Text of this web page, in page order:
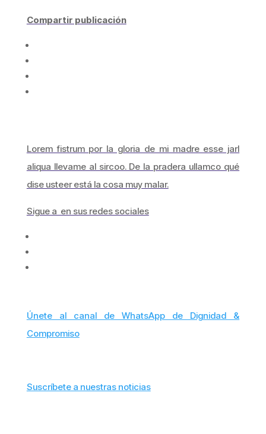
Compartir publicación
Lorem fistrum por la gloria de mi madre esse jarl
aliqua llevame al sircoo. De la pradera ullamco qué
dise usteer está la cosa muy malar.
Sigue a en sus redes sociales
Únete al canal de WhatsApp de Dignidad &
Compromiso
Suscríbete a nuestras noticias